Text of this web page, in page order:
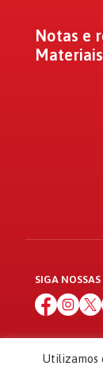
Notas e
SIGA NOSSAS
Utilizamos